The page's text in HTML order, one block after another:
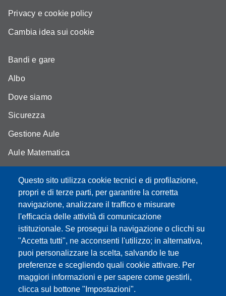
Questo sito utilizza cookie tecnici e di profilazione,
propri e di terze parti, per garantire la corretta
navigazione, analizzare il traffico e misurare
l'efficacia delle attività di comunicazione
istituzionale. Se prosegui la navigazione o clicchi su
"Accetta tutti", ne acconsenti l'utilizzo; in alternativa,
puoi personalizzare la scelta, salvando le tue
preferenze e scegliendo quali cookie attivare. Per
maggiori informazioni e per sapere come gestirli,
clicca sul bottone "Impostazioni".
Privacy e cookie policy
Cambia idea sui cookie
Bandi e gare
Albo
Dove siamo
Sicurezza
Gestione Aule
Aule Matematica
Portale studenti
Moodle didattica online
Partita IVA: 00427620364
Dipartimento di Scienze Fisiche, Informatiche, Matematiche
Sede: Via Campi 213/A - 41125 Modena, Italy